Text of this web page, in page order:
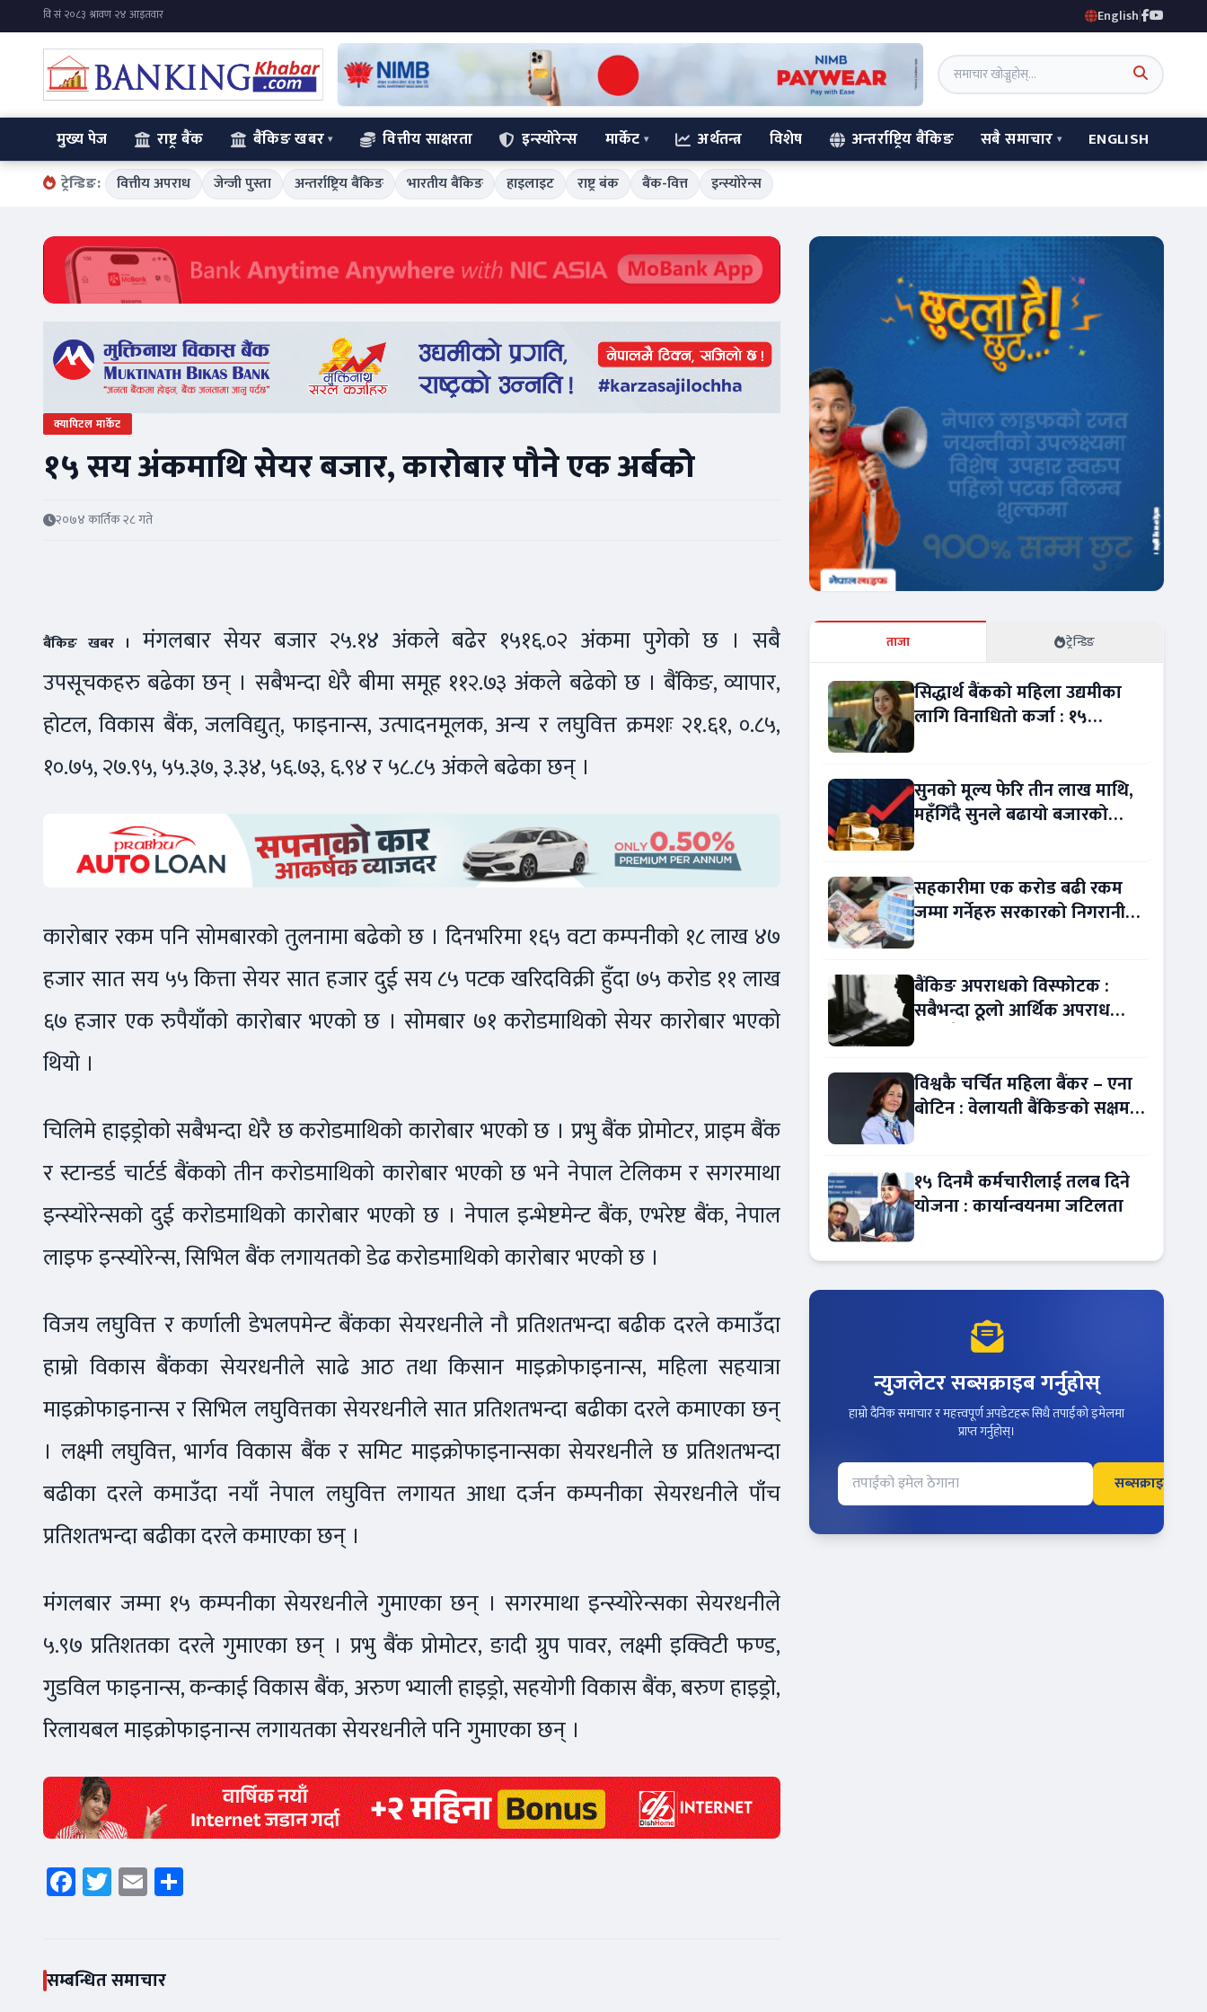
English|
मुख्य पेज राष्ट्र बैंक बैंकिङ खबर वित्तीय साक्षरता इन्स्योरेन्स मार्केट अर्थतन्त्र विशेष अन्तर्राष्ट्रिय बैंकिङ सबै समाचार ENGLISH
ट्रेन्डिङ: वित्तीय अपराध जेन्जी पुस्ता अन्तर्राष्ट्रिय बैंकिङ भारतीय बैंकिङ हाइलाइट राष्ट्र बंक बैंक-वित्त इन्स्योरेन्स
क्यापिटल मार्केट
१५ सय अंकमाथि सेयर बजार, कारोबार पौने एक अर्बको
२०७४ कार्तिक २८ गते
बैंकिङ खबर । मंगलबार सेयर बजार २५.१४ अंकले बढेर १५१६.०२ अंकमा पुगेको छ । सबै
उपसूचकहरु बढेका छन् । सबैभन्दा धेरै बीमा समूह ११२.७३ अंकले बढेको छ । बैंकिङ, व्यापार,
होटल, विकास बैंक, जलविद्युत्, फाइनान्स, उत्पादनमूलक, अन्य र लघुवित्त क्रमशः २१.६१, ०.८५,
१०.७५, २७.९५, ५५.३७, ३.३४, ५६.७३, ६.९४ र ५८.८५ अंकले बढेका छन् ।
कारोबार रकम पनि सोमबारको तुलनामा बढेको छ । दिनभरिमा १६५ वटा कम्पनीको १८ लाख ४७
हजार सात सय ५५ कित्ता सेयर सात हजार दुई सय ८५ पटक खरिदविक्री हुँदा ७५ करोड ११ लाख
६७ हजार एक रुपैयाँको कारोबार भएको छ । सोमबार ७१ करोडमाथिको सेयर कारोबार भएको
थियो ।
चिलिमे हाइड्रोको सबैभन्दा धेरै छ करोडमाथिको कारोबार भएको छ । प्रभु बैंक प्रोमोटर, प्राइम बैंक
र स्टान्डर्ड चार्टर्ड बैंकको तीन करोडमाथिको कारोबार भएको छ भने नेपाल टेलिकम र सगरमाथा
इन्स्योरेन्सको दुई करोडमाथिको कारोबार भएको छ । नेपाल इन्भेष्टमेन्ट बैंक, एभरेष्ट बैंक, नेपाल
लाइफ इन्स्योरेन्स, सिभिल बैंक लगायतको डेढ करोडमाथिको कारोबार भएको छ ।
विजय लघुवित्त र कर्णाली डेभलपमेन्ट बैंकका सेयरधनीले नौ प्रतिशतभन्दा बढीक दरले कमाउँदा
हाम्रो विकास बैंकका सेयरधनीले साढे आठ तथा किसान माइक्रोफाइनान्स, महिला सहयात्रा
माइक्रोफाइनान्स र सिभिल लघुवित्तका सेयरधनीले सात प्रतिशतभन्दा बढीका दरले कमाएका छन्
। लक्ष्मी लघुवित्त, भार्गव विकास बैंक र समिट माइक्रोफाइनान्सका सेयरधनीले छ प्रतिशतभन्दा
बढीका दरले कमाउँदा नयाँ नेपाल लघुवित्त लगायत आधा दर्जन कम्पनीका सेयरधनीले पाँच
प्रतिशतभन्दा बढीका दरले कमाएका छन् ।
मंगलबार जम्मा १५ कम्पनीका सेयरधनीले गुमाएका छन् । सगरमाथा इन्स्योरेन्सका सेयरधनीले
५.९७ प्रतिशतका दरले गुमाएका छन् । प्रभु बैंक प्रोमोटर, ङादी ग्रुप पावर, लक्ष्मी इक्विटी फण्ड,
गुडविल फाइनान्स, कन्काई विकास बैंक, अरुण भ्याली हाइड्रो, सहयोगी विकास बैंक, बरुण हाइड्रो,
रिलायबल माइक्रोफाइनान्स लगायतका सेयरधनीले पनि गुमाएका छन् ।
Facebook
Twitter
Email
सम्बन्धित समाचार
ताजा ट्रेन्डिङ
सिद्धार्थ बैंकको महिला उद्यमीका
लागि विनाधितो कर्जा : १५
सुनको मूल्य फेरि तीन लाख माथि,
महँगिँदै सुनले बढायो बजारको
सहकारीमा एक करोड बढी रकम
जम्मा गर्नेहरु सरकारको निगरानीमा
बैंकिङ अपराधको विस्फोटक :
सबैभन्दा ठूलो आर्थिक अपराध
विश्वकै चर्चित महिला बैंकर – एना
बोटिन : वेलायती बैंकिङको सक्षम
१५ दिनमै कर्मचारीलाई तलब दिने
योजना : कार्यान्वयनमा जटिलता
न्युजलेटर सब्सक्राइब गर्नुहोस्
हाम्रो दैनिक समाचार र महत्त्वपूर्ण अपडेटहरू सिधै तपाईंको इमेलमा
प्राप्त गर्नुहोस्।
सब्सक्राइब